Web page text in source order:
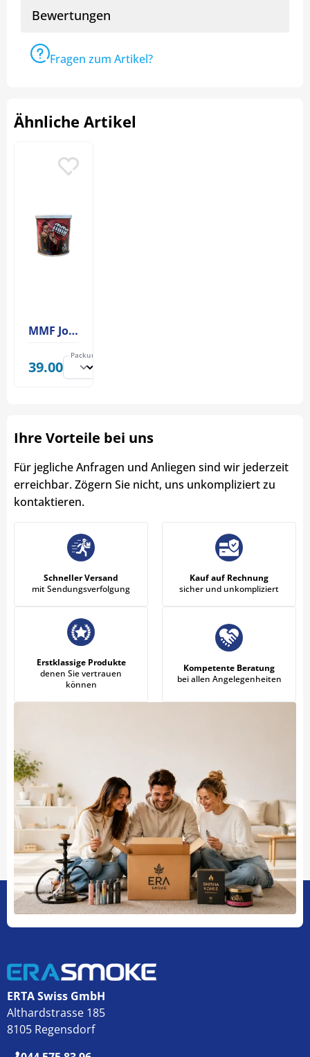
Bewertungen
Fragen zum Artikel?
Ähnliche Artikel
MMF Joker Tabak
39.00
Packungsinhalt:
Ihre Vorteile bei uns
Für jegliche Anfragen und Anliegen sind wir jederzeit
erreichbar. Zögern Sie nicht, uns unkompliziert zu
kontaktieren.
Schneller Versand
mit Sendungsverfolgung
Kauf auf Rechnung
sicher und unkompliziert
Erstklassige Produkte
denen Sie vertrauen
können
Kompetente Beratung
bei allen Angelegenheiten
ERTA Swiss GmbH
Althardstrasse 185
8105 Regensdorf